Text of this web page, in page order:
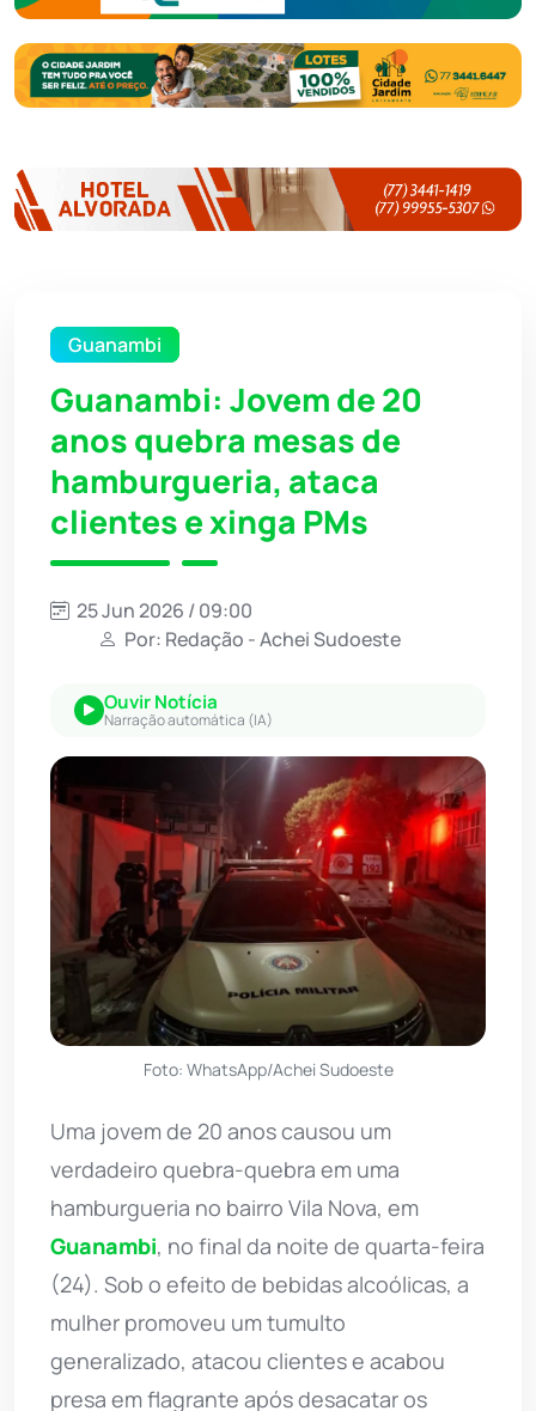
Guanambi
Guanambi: Jovem de 20
anos quebra mesas de
hamburgueria, ataca
clientes e xinga PMs
25 Jun 2026 / 09:00
Por: Redação - Achei Sudoeste
Ouvir Notícia
Narração automática (IA)
Foto: WhatsApp/Achei Sudoeste
Uma jovem de 20 anos causou um
verdadeiro quebra-quebra em uma
hamburgueria no bairro Vila Nova, em
Guanambi, no final da noite de quarta-feira
(24). Sob o efeito de bebidas alcoólicas, a
mulher promoveu um tumulto
generalizado, atacou clientes e acabou
presa em flagrante após desacatar os